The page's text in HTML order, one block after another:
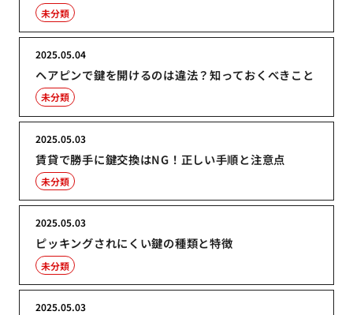
未分類
ヘアピンで鍵を開けるのは違法？知っておくべきこと
2025.05.04
未分類
賃貸で勝手に鍵交換はNG！正しい手順と注意点
2025.05.03
未分類
ピッキングされにくい鍵の種類と特徴
2025.05.03
未分類
2025.05.03